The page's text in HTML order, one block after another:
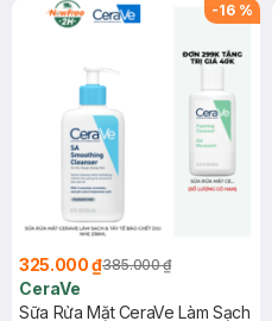
-16 %
325.000 ₫385.000 ₫
CeraVe
Sữa Rửa Mặt CeraVe Làm Sạch